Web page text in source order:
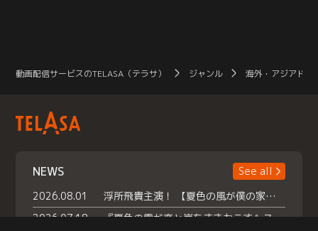
動画配信サービスのTELASA（テラサ） ジャンル 海外・アジアドラ
NEWS
See all
2026.08.01
浮所飛貴主演！ 【夏色の風が僕の家にやってきた】 本日よりテラサで独占配信スタート！
2026.07.18
『夏色の雲が恋と嵐をまきおこす』スペシャルメイキング 【Part1】2026年７月18日（土）23時30分～配信スタート！話題のシーンの裏側を大公開！豪華キャスト大集合！ 『武宮家 真夏の家族会議』開催！